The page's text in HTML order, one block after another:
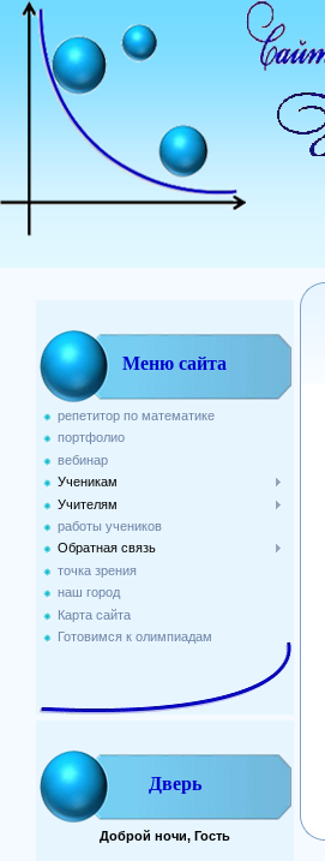
Меню сайта
репетитор по математике
портфолио
вебинар
Ученикам
Учителям
работы учеников
Обратная связь
точка зрения
наш город
Карта сайта
Готовимся к олимпиадам
Дверь
Доброй ночи, Гость